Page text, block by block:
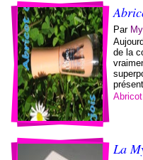
Par
de la
Abricot
La